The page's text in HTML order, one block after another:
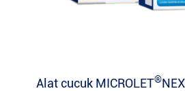
Alat cucuk MICROLET®